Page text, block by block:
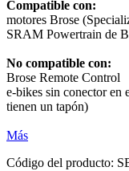
Compatible con:
motores Brose
SRAM Powertrain de
No compatible con:
Brose Remote Control
e-bikes sin conector en
tienen un tapón)
Más
Código del producto: